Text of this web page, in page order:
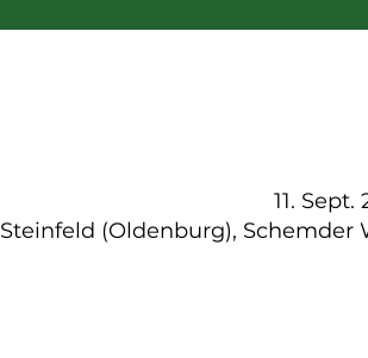
11. Sept.
Steinfeld (Oldenburg), Schemder